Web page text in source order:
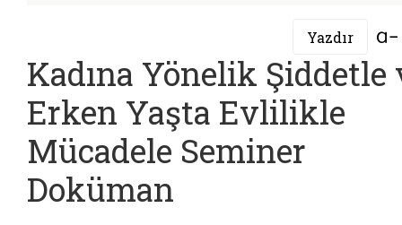
Yazdır
Kadına Yönelik Şiddetle
Erken Yaşta Evlilikle
Mücadele Seminer
Doküman